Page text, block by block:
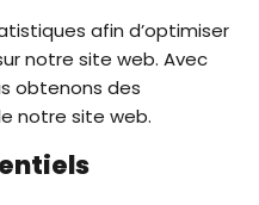
afin d’optimiser
notre site web. Avec
obtenons des
notre site web.